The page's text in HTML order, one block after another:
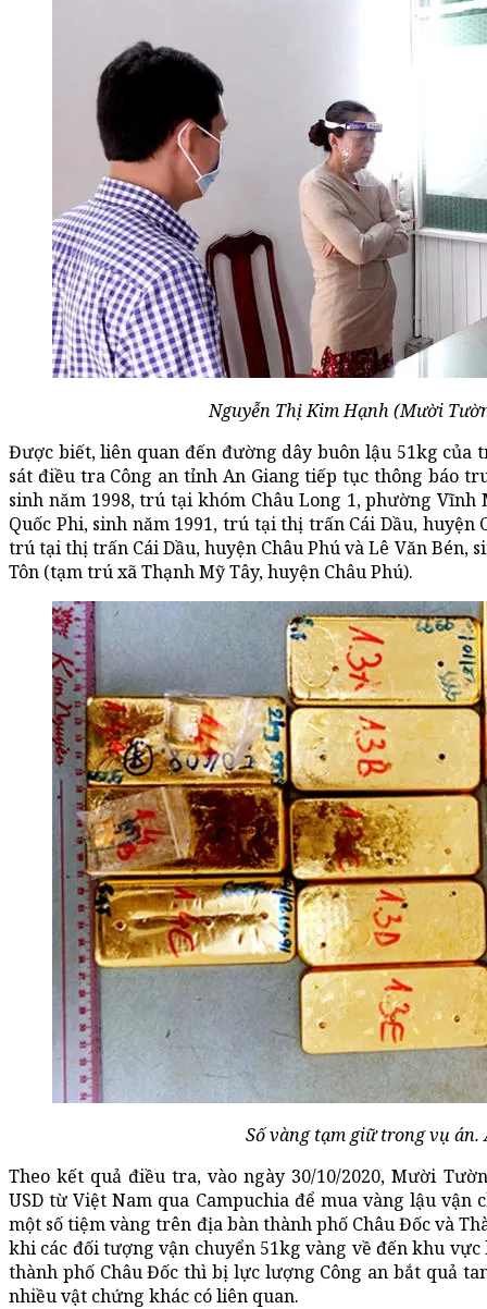
Nguyễn Thị Kim Hạnh (Mười
Được biết, liên quan đến đường dây buôn lậu 51kg của
sát điều tra Công an tỉnh An Giang tiếp tục thông báo
sinh năm 1998, trú tại khóm Châu Long 1, phường
Quốc Phi, sinh năm 1991, trú tại thị trấn Cái Dầu, huyện
trú tại thị trấn Cái Dầu, huyện Châu Phú và Lê Văn Bén,
Tôn (tạm trú xã Thạnh Mỹ Tây, huyện Châu Phú).
Số vàng tạm giữ trong vụ án.
Theo kết quả điều tra, vào ngày 30/10/2020, Mười
USD từ Việt Nam qua Campuchia để mua vàng lậu
một số tiệm vàng trên địa bàn thành phố Châu Đốc và
khi các đối tượng vận chuyển 51kg vàng về đến khu
thành phố Châu Đốc thì bị lực lượng Công an bắt quả
nhiều vật chứng khác có liên quan.